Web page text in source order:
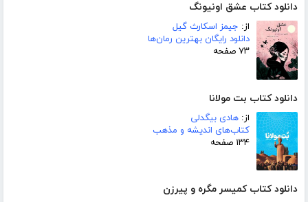
دانلود کتاب عشق اونیونگ
از: جیمز اسکارث گیل
دانلود رایگان بهترین رمان‌ها
۷۳ صفحه
دانلود کتاب بت مولانا
از: هادی بیگدلی
کتاب‌های اندیشه و مذهب
۱۳۴ صفحه
دانلود کتاب کمیسر مگره و پیرزن